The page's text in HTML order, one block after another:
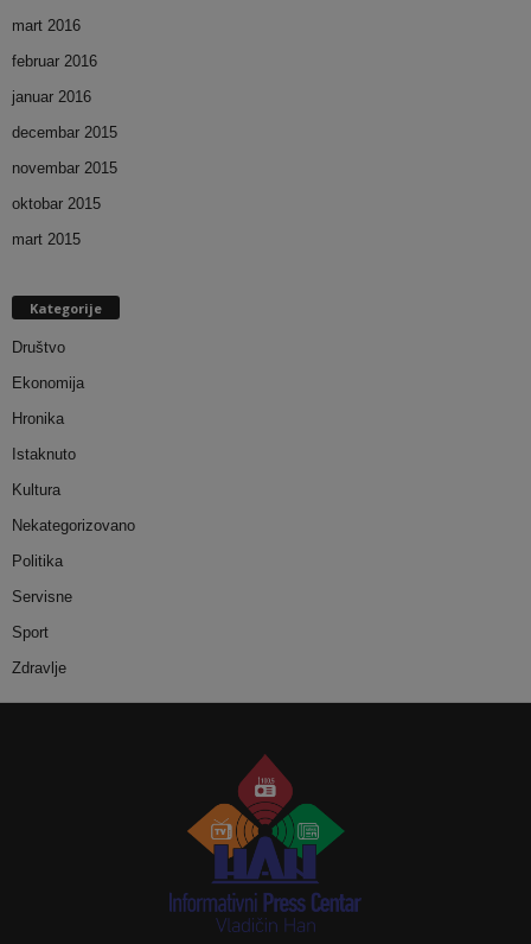
mart 2016
februar 2016
januar 2016
decembar 2015
novembar 2015
oktobar 2015
mart 2015
Kategorije
Društvo
Ekonomija
Hronika
Istaknuto
Kultura
Nekategorizovano
Politika
Servisne
Sport
Zdravlje